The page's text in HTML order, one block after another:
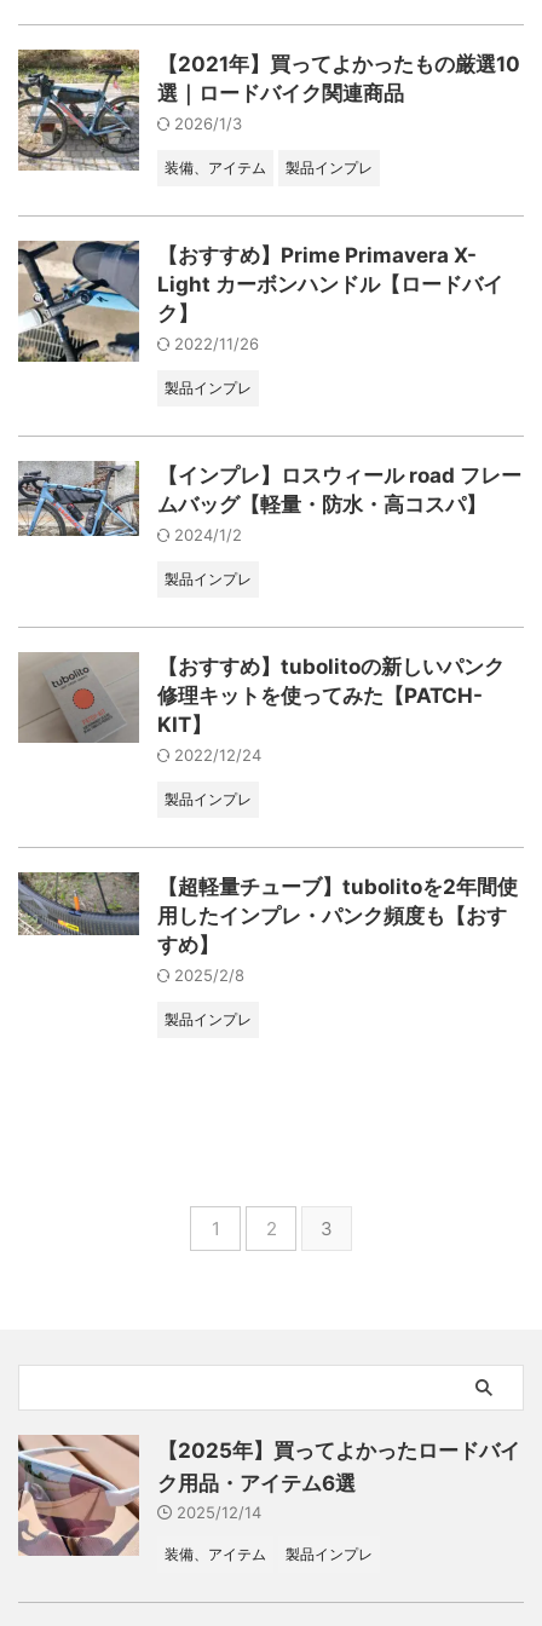
【2021年】買ってよかったもの厳選10
選｜ロードバイク関連商品
2026/1/3
装備、アイテム 製品インプレ
【おすすめ】Prime Primavera X-
Light カーボンハンドル【ロードバイ
ク】
2022/11/26
製品インプレ
【インプレ】ロスウィール road フレー
ムバッグ【軽量・防水・高コスパ】
2024/1/2
製品インプレ
【おすすめ】tubolitoの新しいパンク
修理キットを使ってみた【PATCH-
KIT】
2022/12/24
製品インプレ
【超軽量チューブ】tubolitoを2年間使
用したインプレ・パンク頻度も【おす
すめ】
2025/2/8
製品インプレ
1 2 3
【2025年】買ってよかったロードバイ
ク用品・アイテム6選
2025/12/14
装備、アイテム 製品インプレ